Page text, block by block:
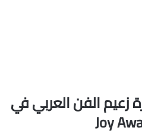
زعيم الفن العربي في